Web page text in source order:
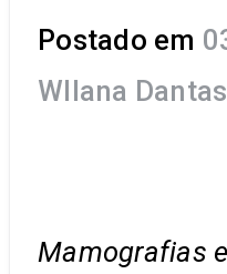
Postado em
Wllana Dantas
Mamografias e